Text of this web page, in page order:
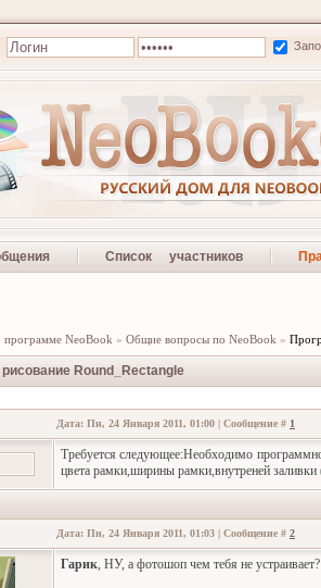
Список участников
программе NeoBook » Общие вопросы по NeoBook »
Round_Rectangle
Дата: Пн, 24 Января 2011, 01:00 | Сообщение # 1
Требуется следующее:Необходимо
цвета рамки,ширины рамки,внутреней заливки
Дата: Пн, 24 Января 2011, 01:03 | Сообщение # 2
Гарик, НУ, а фотошоп чем тебя не устраивает?